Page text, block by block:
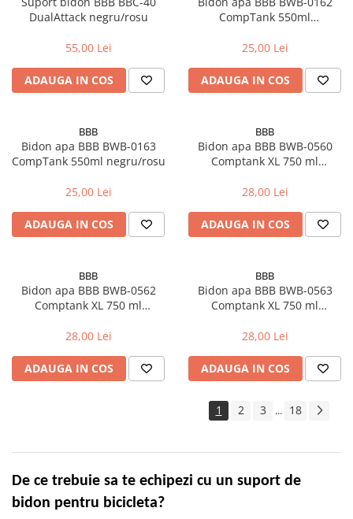
Manete schimbator bicicleta
Rulmenti si coronite
Echipament ciclism
Casca bicicleta
Protectii
Rucsaci si borsete ciclism
Manusi bicicleta
Imbracaminte ciclism barbati
Imbracaminte ciclism dama
Imbracaminte ciclism copii
Trotinete electrice
Sistem antifurt
Suport telefon
DualAttack negru/rosu
55,00 Lei
ADAUGA IN COS
CompTank 550ml
25,00 Lei
ADAUGA IN COS
BBB
Bidon apa BBB BWB-0163
CompTank 550ml negru/rosu
25,00 Lei
ADAUGA IN COS
BBB
Bidon apa BBB BWB-0560
Comptank XL 750 ml
28,00 Lei
ADAUGA IN COS
BBB
Bidon apa BBB BWB-0562
Comptank XL 750 ml
28,00 Lei
ADAUGA IN COS
BBB
Bidon apa BBB BWB-0563
Comptank XL 750 ml
28,00 Lei
ADAUGA IN COS
1 2 3 ... 18
De ce trebuie sa te echipezi cu un suport de
bidon pentru bicicleta?